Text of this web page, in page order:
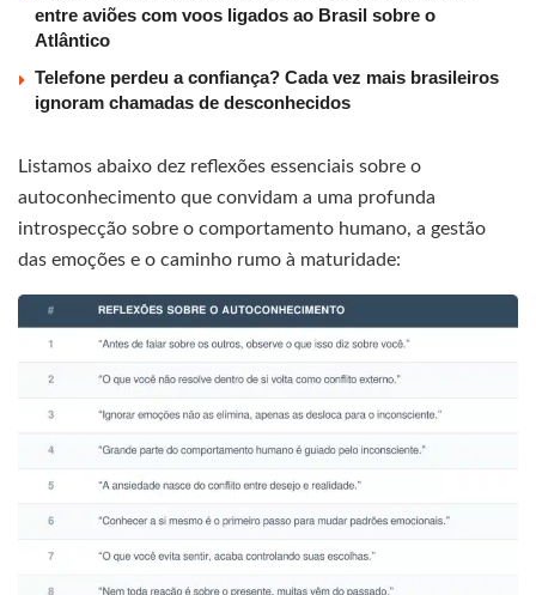
entre aviões com voos ligados ao Brasil sobre o
Atlântico
Telefone perdeu a confiança? Cada vez mais brasileiros
ignoram chamadas de desconhecidos
Listamos abaixo dez reflexões essenciais sobre o
autoconhecimento que convidam a uma profunda
introspecção sobre o comportamento humano, a gestão
das emoções e o caminho rumo à maturidade: